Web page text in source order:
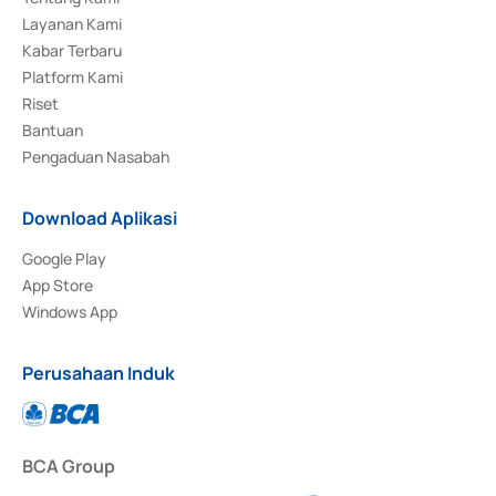
Layanan Kami
Kabar Terbaru
Platform Kami
Riset
Bantuan
Pengaduan Nasabah
Download Aplikasi
Google Play
App Store
Windows App
Perusahaan Induk
BCA Group